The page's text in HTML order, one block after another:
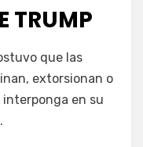
TRUMP
que las
extorsionan o
en su